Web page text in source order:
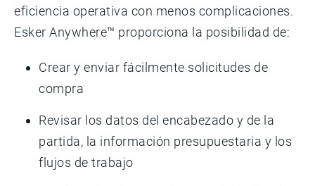
eficiencia operativa con menos complicaciones.
Esker Anywhere™ proporciona la posibilidad de:
Crear y enviar fácilmente solicitudes de
compra
Revisar los datos del encabezado y de la
partida, la información presupuestaria y los
flujos de trabajo